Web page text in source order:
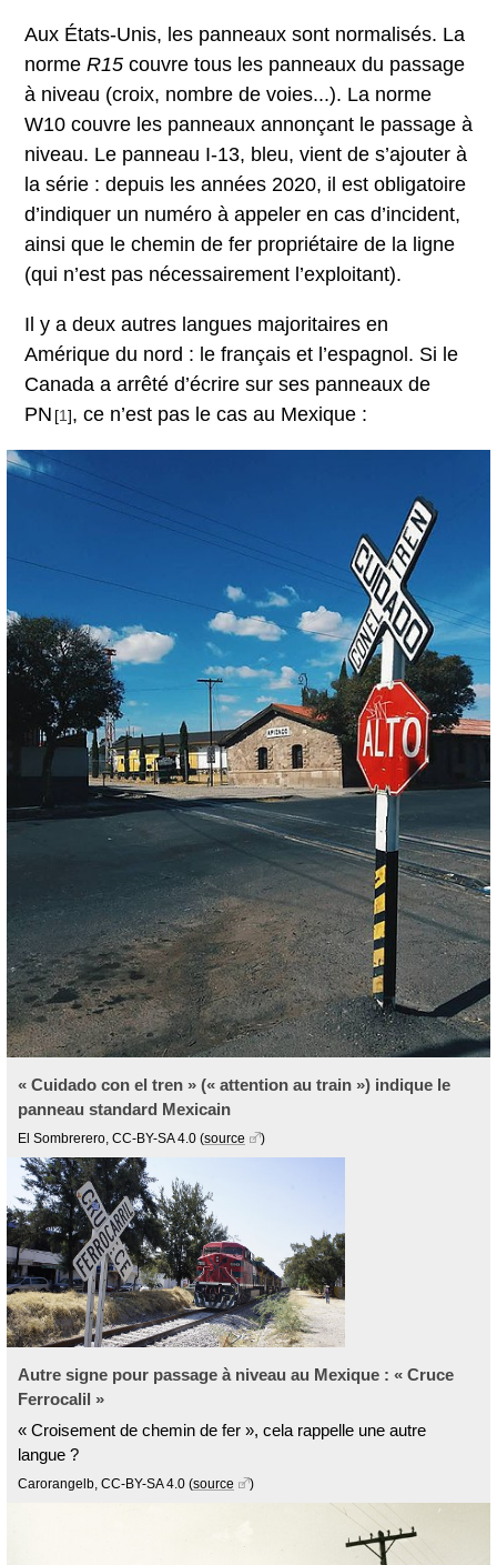
Aux États-Unis, les panneaux sont normalisés. La
norme R15 couvre tous les panneaux du passage
à niveau (croix, nombre de voies...). La norme
W10 couvre les panneaux annonçant le passage à
niveau. Le panneau I-13, bleu, vient de s’ajouter à
la série : depuis les années 2020, il est obligatoire
d’indiquer un numéro à appeler en cas d’incident,
ainsi que le chemin de fer propriétaire de la ligne
(qui n’est pas nécessairement l’exploitant).
Il y a deux autres langues majoritaires en
Amérique du nord : le français et l’espagnol. Si le
Canada a arrêté d’écrire sur ses panneaux de
PN [1], ce n’est pas le cas au Mexique :
« Cuidado con el tren » (« attention au train ») indique le
panneau standard Mexicain
El Sombrerero, CC-BY-SA 4.0 (source )
Autre signe pour passage à niveau au Mexique : « Cruce
Ferrocalil »
« Croisement de chemin de fer », cela rappelle une autre
langue ?
Carorangelb, CC-BY-SA 4.0 (source )